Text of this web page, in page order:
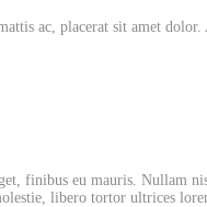
ac, placerat sit amet
finibus eu mauris. Nullam
libero tortor ultrices